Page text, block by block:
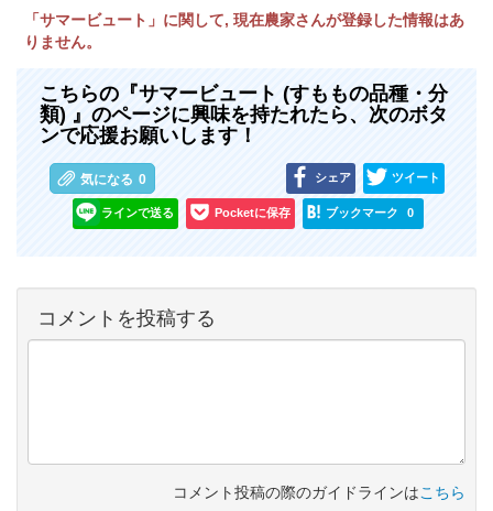
「サマービュート」に関して, 現在農家さんが登録した情報はあ
りません。
こちらの『サマービュート (すももの品種・分
類) 』のページに興味を持たれたら、次のボタ
ンで応援お願いします！
気になる 0 シェア ツイート
ラインで送る Pocketに保存 ブックマーク 0
コメントを投稿する
コメント投稿の際のガイドラインはこちら